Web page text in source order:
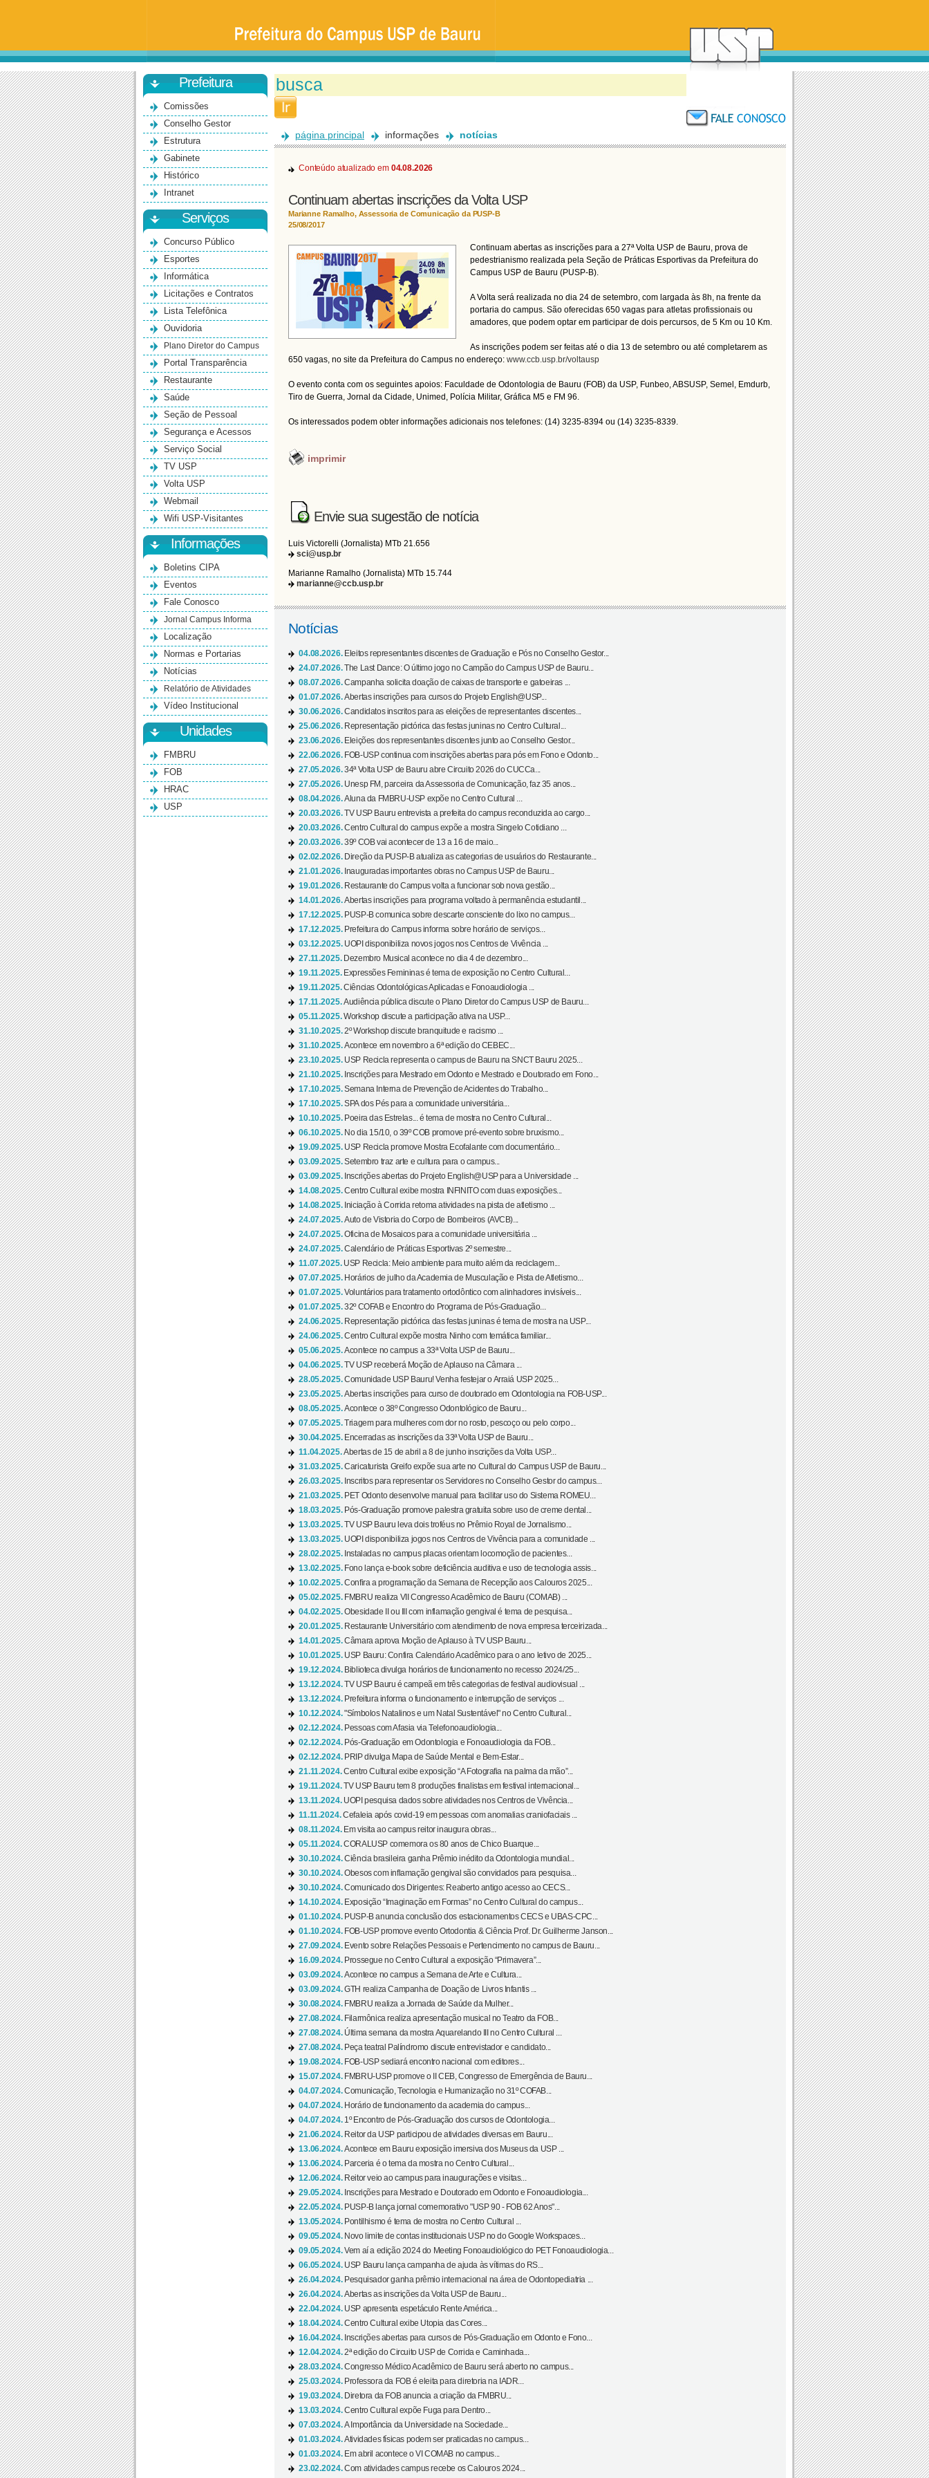
São
Paulo
-
Bauru
conteúdo
principal
Prefeitura
Comissões
Conselho Gestor
Estrutura
Gabinete
Histórico
Intranet
Serviços
Concurso Público
Esportes
Informática
Licitações e Contratos
Lista Telefônica
Ouvidoria
Plano Diretor do Campus
Portal Transparência
Restaurante
Saúde
Seção de Pessoal
Segurança e Acessos
Serviço Social
TV USP
Volta USP
Webmail
Wifi USP-Visitantes
Informações
Boletins CIPA
Eventos
Fale Conosco
Jornal Campus Informa
Localização
Normas e Portarias
Notícias
Relatório de Atividades
Vídeo Institucional
Unidades
FMBRU
FOB
HRAC
USP
página principal informações notícias
Conteúdo atualizado em 04.08.2026
Continuam abertas inscrições da Volta USP
Marianne Ramalho, Assessoria de Comunicação da PUSP-B
25/08/2017
Continuam abertas as inscrições para a 27ª Volta USP de Bauru, prova de
pedestrianismo realizada pela Seção de Práticas Esportivas da Prefeitura do
Campus USP de Bauru (PUSP-B).
A Volta será realizada no dia 24 de setembro, com largada às 8h, na frente da
portaria do campus. São oferecidas 650 vagas para atletas profissionais ou
amadores, que podem optar em participar de dois percursos, de 5 Km ou 10 Km.
As inscrições podem ser feitas até o dia 13 de setembro ou até completarem as
650 vagas, no site da Prefeitura do Campus no endereço: www.ccb.usp.br/voltausp
O evento conta com os seguintes apoios: Faculdade de Odontologia de Bauru (FOB) da USP, Funbeo, ABSUSP, Semel, Emdurb,
Tiro de Guerra, Jornal da Cidade, Unimed, Polícia Militar, Gráfica M5 e FM 96.
Os interessados podem obter informações adicionais nos telefones: (14) 3235-8394 ou (14) 3235-8339.
imprimir
Envie sua sugestão de notícia
Luis Victorelli (Jornalista) MTb 21.656
sci@usp.br
Marianne Ramalho (Jornalista) MTb 15.744
marianne@ccb.usp.br
Notícias
04.08.2026. Eleitos representantes discentes de Graduação e Pós no Conselho Gestor...
24.07.2026.The Last Dance: O último jogo no Campão do Campus USP de Bauru...
08.07.2026.Campanha solicita doação de caixas de transporte e gatoeiras ...
01.07.2026.Abertas inscrições para cursos do Projeto English@USP...
30.06.2026.Candidatos inscritos para as eleições de representantes discentes...
25.06.2026. Representação pictórica das festas juninas no Centro Cultural...
23.06.2026. Eleições dos representantes discentes junto ao Conselho Gestor...
22.06.2026. FOB-USP continua com inscrições abertas para pós em Fono e Odonto...
27.05.2026.34ª Volta USP de Bauru abre Circuito 2026 do CUCCa...
27.05.2026. Unesp FM, parceira da Assessoria de Comunicação, faz 35 anos...
08.04.2026.Aluna da FMBRU-USP expõe no Centro Cultural ...
20.03.2026.TV USP Bauru entrevista a prefeita do campus reconduzida ao cargo...
20.03.2026.Centro Cultural do campus expõe a mostra Singelo Cotidiano ...
20.03.2026.39º COB vai acontecer de 13 a 16 de maio...
02.02.2026. Direção da PUSP-B atualiza as categorias de usuários do Restaurante...
21.01.2026. Inauguradas importantes obras no Campus USP de Bauru...
19.01.2026. Restaurante do Campus volta a funcionar sob nova gestão...
14.01.2026.Abertas inscrições para programa voltado à permanência estudantil...
17.12.2025. PUSP-B comunica sobre descarte consciente do lixo no campus...
17.12.2025. Prefeitura do Campus informa sobre horário de serviços...
03.12.2025. UOPI disponibiliza novos jogos nos Centros de Vivência ...
27.11.2025. Dezembro Musical acontece no dia 4 de dezembro...
19.11.2025. Expressões Femininas é tema de exposição no Centro Cultural...
19.11.2025.Ciências Odontológicas Aplicadas e Fonoaudiologia ...
17.11.2025.Audiência pública discute o Plano Diretor do Campus USP de Bauru...
05.11.2025.Workshop discute a participação ativa na USP...
31.10.2025.2º Workshop discute branquitude e racismo ...
31.10.2025.Acontece em novembro a 6ª edição do CEBEC...
23.10.2025. USP Recicla representa o campus de Bauru na SNCT Bauru 2025...
21.10.2025. Inscrições para Mestrado em Odonto e Mestrado e Doutorado em Fono...
17.10.2025.Semana Interna de Prevenção de Acidentes do Trabalho...
17.10.2025.SPA dos Pés para a comunidade universitária...
10.10.2025. Poeira das Estrelas... é tema de mostra no Centro Cultural...
06.10.2025. No dia 15/10, o 39º COB promove pré-evento sobre bruxismo...
19.09.2025. USP Recicla promove Mostra Ecofalante com documentário...
03.09.2025.Setembro traz arte e cultura para o campus...
03.09.2025. Inscrições abertas do Projeto English@USP para a Universidade ...
14.08.2025.Centro Cultural exibe mostra INFINITO com duas exposições...
14.08.2025. Iniciação à Corrida retoma atividades na pista de atletismo ...
24.07.2025.Auto de Vistoria do Corpo de Bombeiros (AVCB)...
24.07.2025.Oficina de Mosaicos para a comunidade universitária ...
24.07.2025.Calendário de Práticas Esportivas 2º semestre...
11.07.2025. USP Recicla: Meio ambiente para muito além da reciclagem...
07.07.2025. Horários de julho da Academia de Musculação e Pista de Atletismo...
01.07.2025.Voluntários para tratamento ortodôntico com alinhadores invisíveis...
01.07.2025.32º COFAB e Encontro do Programa de Pós-Graduação...
24.06.2025. Representação pictórica das festas juninas é tema de mostra na USP...
24.06.2025.Centro Cultural expõe mostra Ninho com temática familiar...
05.06.2025.Acontece no campus a 33ª Volta USP de Bauru...
04.06.2025.TV USP receberá Moção de Aplauso na Câmara ...
28.05.2025.Comunidade USP Bauru! Venha festejar o Arraiá USP 2025...
23.05.2025.Abertas inscrições para curso de doutorado em Odontologia na FOB-USP...
08.05.2025.Acontece o 38º Congresso Odontológico de Bauru...
07.05.2025.Triagem para mulheres com dor no rosto, pescoço ou pelo corpo...
30.04.2025. Encerradas as inscrições da 33ª Volta USP de Bauru...
11.04.2025.Abertas de 15 de abril a 8 de junho inscrições da Volta USP...
31.03.2025.Caricaturista Greifo expõe sua arte no Cultural do Campus USP de Bauru...
26.03.2025. Inscritos para representar os Servidores no Conselho Gestor do campus...
21.03.2025. PET Odonto desenvolve manual para facilitar uso do Sistema ROMEU...
18.03.2025. Pós-Graduação promove palestra gratuita sobre uso de creme dental...
13.03.2025.TV USP Bauru leva dois troféus no Prêmio Royal de Jornalismo...
13.03.2025. UOPI disponibiliza jogos nos Centros de Vivência para a comunidade ...
28.02.2025. Instaladas no campus placas orientam locomoção de pacientes...
13.02.2025. Fono lança e-book sobre deficiência auditiva e uso de tecnologia assis...
10.02.2025.Confira a programação da Semana de Recepção aos Calouros 2025...
05.02.2025. FMBRU realiza VII Congresso Acadêmico de Bauru (COMAB) ...
04.02.2025.Obesidade II ou III com inflamação gengival é tema de pesquisa...
20.01.2025. Restaurante Universitário com atendimento de nova empresa terceirizada...
14.01.2025.Câmara aprova Moção de Aplauso à TV USP Bauru...
10.01.2025. USP Bauru: Confira Calendário Acadêmico para o ano letivo de 2025...
19.12.2024. Biblioteca divulga horários de funcionamento no recesso 2024/25...
13.12.2024.TV USP Bauru é campeã em três categorias de festival audiovisual ...
13.12.2024. Prefeitura informa o funcionamento e interrupção de serviços ...
10.12.2024."Símbolos Natalinos e um Natal Sustentável" no Centro Cultural...
02.12.2024. Pessoas com Afasia via Telefonoaudiologia...
02.12.2024. Pós-Graduação em Odontologia e Fonoaudiologia da FOB...
02.12.2024. PRIP divulga Mapa de Saúde Mental e Bem-Estar...
21.11.2024.Centro Cultural exibe exposição “A Fotografia na palma da mão”...
19.11.2024.TV USP Bauru tem 8 produções finalistas em festival internacional...
13.11.2024. UOPI pesquisa dados sobre atividades nos Centros de Vivência...
11.11.2024.Cefaleia após covid-19 em pessoas com anomalias craniofaciais ...
08.11.2024. Em visita ao campus reitor inaugura obras...
05.11.2024.CORALUSP comemora os 80 anos de Chico Buarque...
30.10.2024.Ciência brasileira ganha Prêmio inédito da Odontologia mundial...
30.10.2024.Obesos com inflamação gengival são convidados para pesquisa...
30.10.2024.Comunicado dos Dirigentes: Reaberto antigo acesso ao CECS...
14.10.2024. Exposição “Imaginação em Formas” no Centro Cultural do campus...
01.10.2024. PUSP-B anuncia conclusão dos estacionamentos CECS e UBAS-CPC...
01.10.2024. FOB-USP promove evento Ortodontia & Ciência Prof. Dr. Guilherme Janson...
27.09.2024. Evento sobre Relações Pessoais e Pertencimento no campus de Bauru...
16.09.2024. Prossegue no Centro Cultural a exposição “Primavera”...
03.09.2024.Acontece no campus a Semana de Arte e Cultura...
03.09.2024.GTH realiza Campanha de Doação de Livros Infantis ...
30.08.2024. FMBRU realiza a Jornada de Saúde da Mulher...
27.08.2024. Filarmônica realiza apresentação musical no Teatro da FOB...
27.08.2024. Última semana da mostra Aquarelando III no Centro Cultural ...
27.08.2024. Peça teatral Palíndromo discute entrevistador e candidato...
19.08.2024. FOB-USP sediará encontro nacional com editores...
15.07.2024. FMBRU-USP promove o II CEB, Congresso de Emergência de Bauru...
04.07.2024.Comunicação, Tecnologia e Humanização no 31º COFAB...
04.07.2024. Horário de funcionamento da academia do campus...
04.07.2024. 1º Encontro de Pós-Graduação dos cursos de Odontologia...
21.06.2024. Reitor da USP participou de atividades diversas em Bauru...
13.06.2024.Acontece em Bauru exposição imersiva dos Museus da USP ...
13.06.2024. Parceria é o tema da mostra no Centro Cultural...
12.06.2024. Reitor veio ao campus para inaugurações e visitas...
29.05.2024. Inscrições para Mestrado e Doutorado em Odonto e Fonoaudiologia...
22.05.2024. PUSP-B lança jornal comemorativo "USP 90 - FOB 62 Anos"...
13.05.2024. Pontilhismo é tema de mostra no Centro Cultural ...
09.05.2024. Novo limite de contas institucionais USP no do Google Workspaces...
09.05.2024.Vem aí a edição 2024 do Meeting Fonoaudiológico do PET Fonoaudiologia...
06.05.2024. USP Bauru lança campanha de ajuda às vítimas do RS...
26.04.2024. Pesquisador ganha prêmio internacional na área de Odontopediatria ...
26.04.2024.Abertas as inscrições da Volta USP de Bauru...
22.04.2024. USP apresenta espetáculo Rente América...
18.04.2024.Centro Cultural exibe Utopia das Cores...
16.04.2024. Inscrições abertas para cursos de Pós-Graduação em Odonto e Fono...
12.04.2024.2ª edição do Circuito USP de Corrida e Caminhada...
28.03.2024.Congresso Médico Acadêmico de Bauru será aberto no campus...
25.03.2024. Professora da FOB é eleita para diretoria na IADR...
19.03.2024. Diretora da FOB anuncia a criação da FMBRU...
13.03.2024.Centro Cultural expõe Fuga para Dentro...
07.03.2024.A Importância da Universidade na Sociedade...
01.03.2024.Atividades físicas podem ser praticadas no campus...
01.03.2024. Em abril acontece o VI COMAB no campus...
23.02.2024.Com atividades campus recebe os Calouros 2024...